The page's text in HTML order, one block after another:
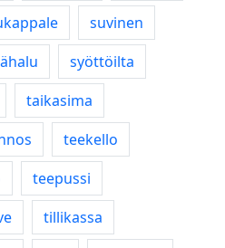
suvinen
syöttöilta
taikasima
teekello
teepussi
tillikassa